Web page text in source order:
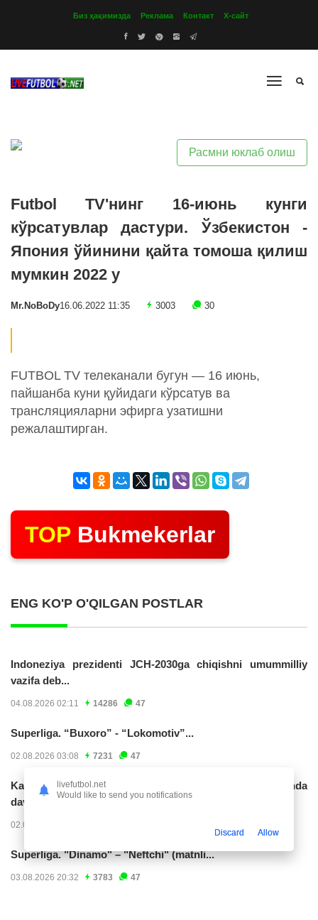
Биз ҳақимизда Реклама Контакт Х-сайт
Расмни юклаб олиш
Futbol TV'нинг 16-июнь кунги
кўрсатувлар дастури. Ўзбекистон -
Япония ўйинини қайта томоша қилиш
мумкин 2022 y
Mr.NoBoDy16.06.2022 11:35 3003 30
FUTBOL TV телеканали бугун — 16 июнь,
пайшанба куни қуйидаги кўрсатув ва
трансляцияларни эфирга узатишни
режалаштирган.
TOP Bukmekerlar
ENG KO'P O'QILGAN POSTLAR
Indoneziya prezidenti JCH-2030ga chiqishni umummilliy
vazifa deb...
04.08.2026 02:11 14286 47
Superliga. “Buxoro” - “Lokomotiv”...
02.08.2026 03:08 7231 47
Kabo-verdelik darvozabon Vozinya faoliyatini Marokashda
davom ettirishi...
02.08.2026 01:08
Superliga. "Dinamo" – "Neftchi" (matnli...
03.08.2026 20:32 3783 47
livefutbol.net
Would like to send you notifications
Discard Allow